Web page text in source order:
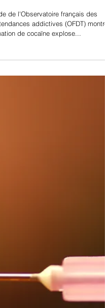
DE DROGUE
: UNE
HAUSSE
de l'Observatoire français des